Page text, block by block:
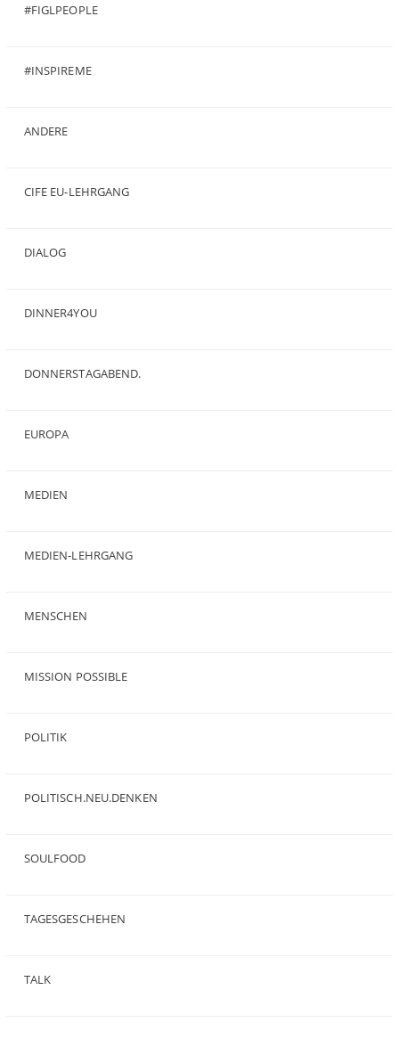
#FIGLPEOPLE
#INSPIREME
ANDERE
CIFE EU-LEHRGANG
DIALOG
DINNER4YOU
DONNERSTAGABEND.
EUROPA
MEDIEN
MEDIEN-LEHRGANG
MENSCHEN
MISSION POSSIBLE
POLITIK
POLITISCH.NEU.DENKEN
SOULFOOD
TAGESGESCHEHEN
TALK